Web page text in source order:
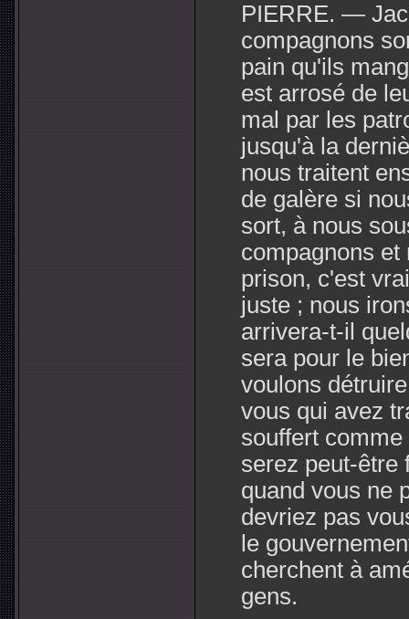
PIERRE. —
compagnons
pain qu'ils
est arrosé de
mal par les
jusqu'à la
nous traitent
de galère si
sort, à nous
compagnons et
prison, c'est
juste ; nous
arrivera-t-il
sera pour le
voulons
vous qui avez
souffert
serez peut-être
quand vous ne
devriez pas
le
cherchent à
gens.